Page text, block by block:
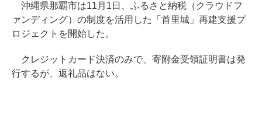
沖縄県那覇市は11月1日、ふるさと納税（クラウドフ
ァンディング）の制度を活用した「首里城」再建支援プ
ロジェクトを開始した。
クレジットカード決済のみで、寄附金受領証明書は発
行するが、返礼品はない。